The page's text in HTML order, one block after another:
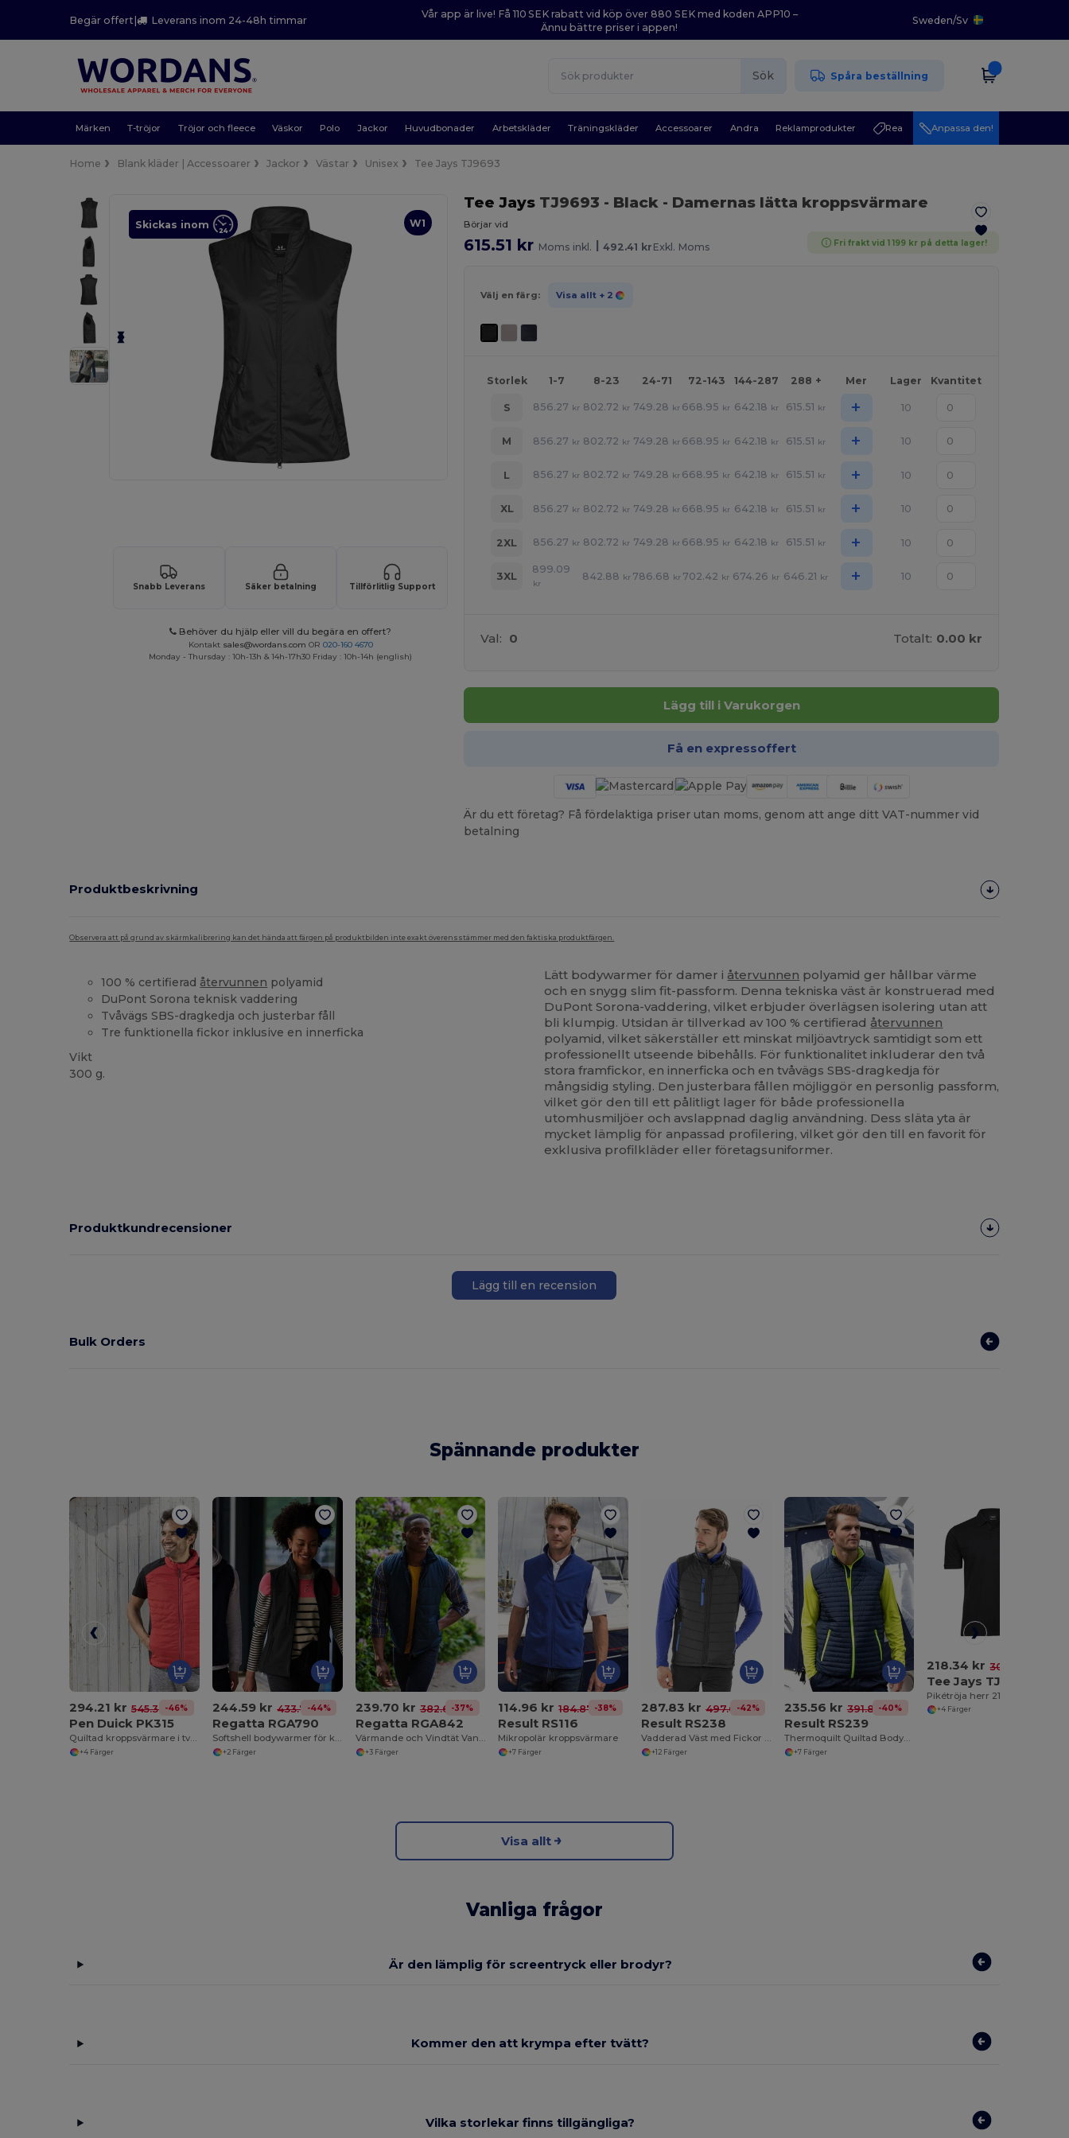
Begär offert| Leverans inom 24-48h timmar
Vår app är live! Få 110 SEK rabatt vid köp över 880 SEK med koden APP10 –
Ännu bättre priser i appen!
Sweden/Sv
Sök Spåra beställning
Märken T-tröjor Tröjor och fleece Väskor Polo Jackor Huvudbonader Arbetskläder Träningskläder Accessoarer Andra Reklamprodukter Rea Anpassa den!
Home Blank kläder | Accessoarer Jackor Västar Unisex Tee Jays TJ9693
W1
Skickas inom
Snabb Leverans Säker betalning Tillförlitlig Support
Behöver du hjälp eller vill du begära en offert?
Kontakt sales@wordans.com OR 020-160 4670
Monday - Thursday : 10h-13h & 14h-17h30 Friday : 10h-14h (english)
Tee JaysTJ9693 - Black- Damernas lätta kroppsvärmare
Börjar vid
615.51 kr Moms inkl. | 492.41 kr Exkl. Moms Fri frakt vid 1 199 kr på detta lager!
Välj en färg: Visa allt + 2
Storlek 1-7 8-23 24-71 72-143 144-287 288 + Mer Lager Kvantitet
S 856.27 kr 802.72 kr 749.28 kr 668.95 kr 642.18 kr 615.51 kr + 10
M 856.27 kr 802.72 kr 749.28 kr 668.95 kr 642.18 kr 615.51 kr + 10
L 856.27 kr 802.72 kr 749.28 kr 668.95 kr 642.18 kr 615.51 kr + 10
XL 856.27 kr 802.72 kr 749.28 kr 668.95 kr 642.18 kr 615.51 kr + 10
2XL 856.27 kr 802.72 kr 749.28 kr 668.95 kr 642.18 kr 615.51 kr + 10
3XL
899.09
kr
842.88 kr 786.68 kr 702.42 kr 674.26 kr 646.21 kr + 10
Val: 0 Totalt: 0.00 kr
Lägg till i Varukorgen
Få en expressoffert
Är du ett företag? Få fördelaktiga priser utan moms, genom att ange ditt VAT-nummer vid
betalning
Produktbeskrivning
Observera att på grund av skärmkalibrering kan det hända att färgen på produktbilden inte exakt överensstämmer med den faktiska produktfärgen.
100 % certifierad återvunnen polyamid
DuPont Sorona teknisk vaddering
Tvåvägs SBS-dragkedja och justerbar fåll
Tre funktionella fickor inklusive en innerficka
Vikt
300 g.
Lätt bodywarmer för damer i återvunnen polyamid ger hållbar värme
och en snygg slim fit-passform. Denna tekniska väst är konstruerad med
DuPont Sorona-vaddering, vilket erbjuder överlägsen isolering utan att
bli klumpig. Utsidan är tillverkad av 100 % certifierad återvunnen
polyamid, vilket säkerställer ett minskat miljöavtryck samtidigt som ett
professionellt utseende bibehålls. För funktionalitet inkluderar den två
stora framfickor, en innerficka och en tvåvägs SBS-dragkedja för
mångsidig styling. Den justerbara fållen möjliggör en personlig passform,
vilket gör den till ett pålitligt lager för både professionella
utomhusmiljöer och avslappnad daglig användning. Dess släta yta är
mycket lämplig för anpassad profilering, vilket gör den till en favorit för
exklusiva profilkläder eller företagsuniformer.
Produktkundrecensioner
Lägg till en recension
Bulk Orders
Spännande produkter
294.21 kr 545.38 kr
-46%
Pen Duick PK315
Quiltad kroppsvärmare i två material
+4 Färger
244.59 kr 433.71 kr
-44%
Regatta RGA790
Softshell bodywarmer för kvinnor
+2 Färger
239.70 kr 382.61 kr
-37%
Regatta RGA842
Värmande och Vindtät Vandringsväst
+3 Färger
114.96 kr 184.87 kr-38%
Result RS116
Mikropolär kroppsvärmare
+7 Färger
287.83 kr 497.68 kr
-42%
Result RS238
Vadderad Väst med Fickor och Dragkedja
+12 Färger
235.56 kr 391.85 kr
-40%
Result RS239
Thermoquilt Quiltad Bodywarmer
+7 Färger
218.34 kr 308.13 kr
Tee Jays TJ1400
Pikétröja herr 215
+4 Färger
Visa allt
Vanliga frågor
Är den lämplig för screentryck eller brodyr?
Kommer den att krympa efter tvätt?
Vilka storlekar finns tillgängliga?